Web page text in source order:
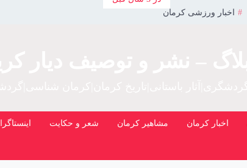
اخبار ورزشی کرمان
اخبار کرمان مشاهیر کرمان شعر و حکایت